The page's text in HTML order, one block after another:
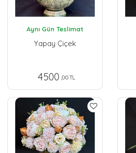
Aynı Gün Teslimat
Yapay Çiçek
4500 ,00 TL